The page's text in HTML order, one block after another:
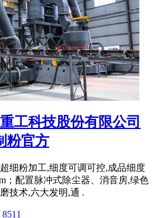
工科技股份有限公司
粉官方
细粉加工,细度可调可控,成品细度
；配置脉冲式除尘器、消音房,绿色
技术,六大发明,通 .